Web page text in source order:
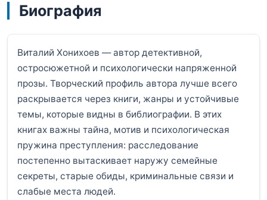
Биография
Виталий Хонихоев — автор детективной,
остросюжетной и психологически напряженной
прозы. Творческий профиль автора лучше всего
раскрывается через книги, жанры и устойчивые
темы, которые видны в библиографии. В этих
книгах важны тайна, мотив и психологическая
пружина преступления: расследование
постепенно вытаскивает наружу семейные
секреты, старые обиды, криминальные связи и
слабые места людей.